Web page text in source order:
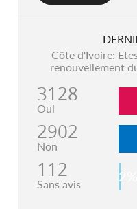
Côte d'Ivoire:
renouvellement
3128
Oui
2902
Non
112
Sans avis 2%